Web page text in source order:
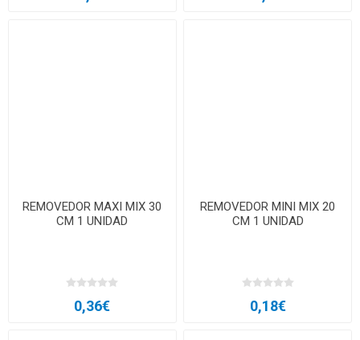
REMOVEDOR MAXI MIX 30
CM 1 UNIDAD
0,36€
REMOVEDOR MINI MIX 20
CM 1 UNIDAD
0,18€